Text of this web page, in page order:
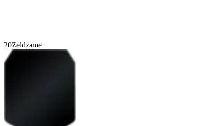
20Zeldzame